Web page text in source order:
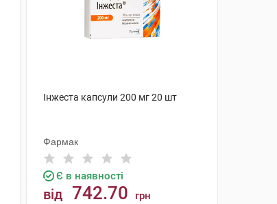
Інжеста капсули 200 мг 20 шт
Фармак
Є в наявності
від 742.70 грн